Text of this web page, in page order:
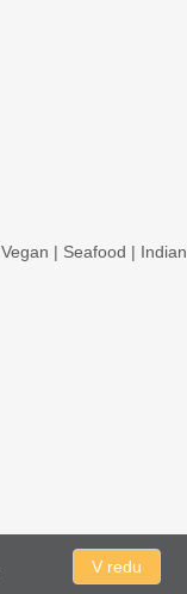
Vegan | Seafood | Indian
V redu